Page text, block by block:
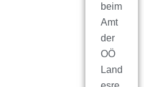
beim
Amt
der
OÖ
Land